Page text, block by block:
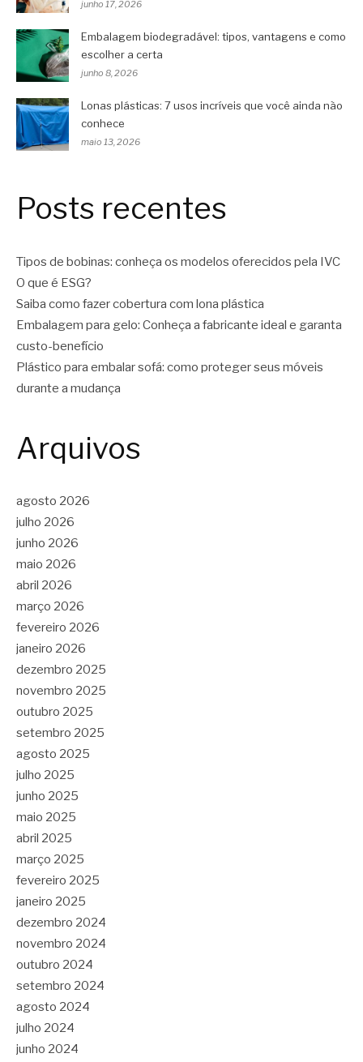
junho 17, 2026
Embalagem biodegradável: tipos, vantagens e como
escolher a certa
junho 8, 2026
Lonas plásticas: 7 usos incríveis que você ainda não
conhece
maio 13, 2026
Posts recentes
Tipos de bobinas: conheça os modelos oferecidos pela IVC
O que é ESG?
Saiba como fazer cobertura com lona plástica
Embalagem para gelo: Conheça a fabricante ideal e garanta
custo-benefício
Plástico para embalar sofá: como proteger seus móveis
durante a mudança
Arquivos
agosto 2026
julho 2026
junho 2026
maio 2026
abril 2026
março 2026
fevereiro 2026
janeiro 2026
dezembro 2025
novembro 2025
outubro 2025
setembro 2025
agosto 2025
julho 2025
junho 2025
maio 2025
abril 2025
março 2025
fevereiro 2025
janeiro 2025
dezembro 2024
novembro 2024
outubro 2024
setembro 2024
agosto 2024
julho 2024
junho 2024